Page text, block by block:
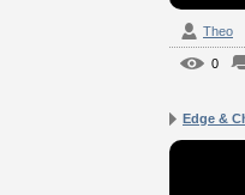
Theo
0
Edge &